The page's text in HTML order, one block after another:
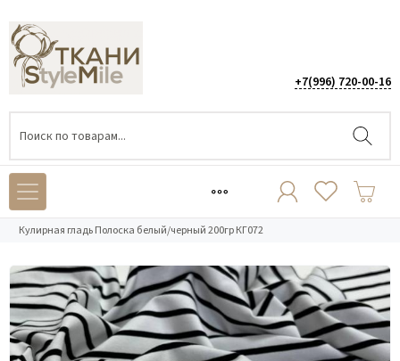
+7(996) 720-00-16
Каталог
Кулирная гладь Полоска белый/черный 200гр КГ072